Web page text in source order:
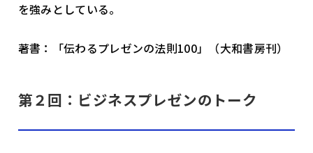
を強みとしている。
著書：「伝わるプレゼンの法則100」（大和書房刊）
第２回：ビジネスプレゼンのトーク